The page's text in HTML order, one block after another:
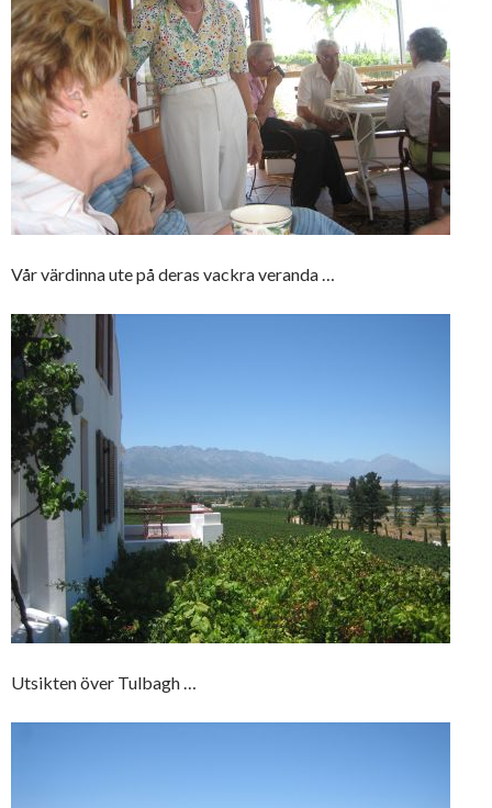
Vår värdinna ute på deras vackra veranda …
Utsikten över Tulbagh …